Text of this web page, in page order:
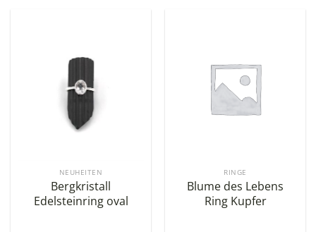
NEUHEITEN
Bergkristall
Edelsteinring oval
RINGE
Blume des Lebens
Ring Kupfer